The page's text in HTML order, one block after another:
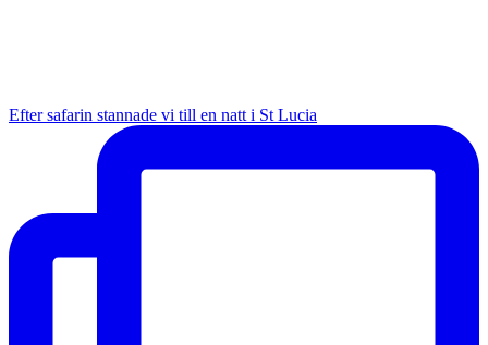
Efter safarin stannade vi till en natt i St Lucia